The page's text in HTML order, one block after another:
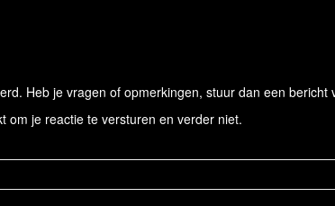
Heb je vragen of opmerkingen, stuur dan een bericht
om je reactie te versturen en verder niet.